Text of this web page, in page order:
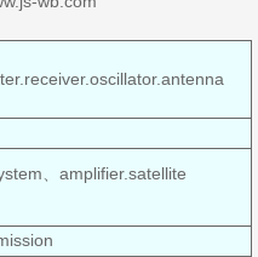
、amplifier.satellite